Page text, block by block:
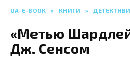
UA-E-BOOK » КНИГИ » ДЕТЕКТИВИ
«Метью
Дж. Сенсом